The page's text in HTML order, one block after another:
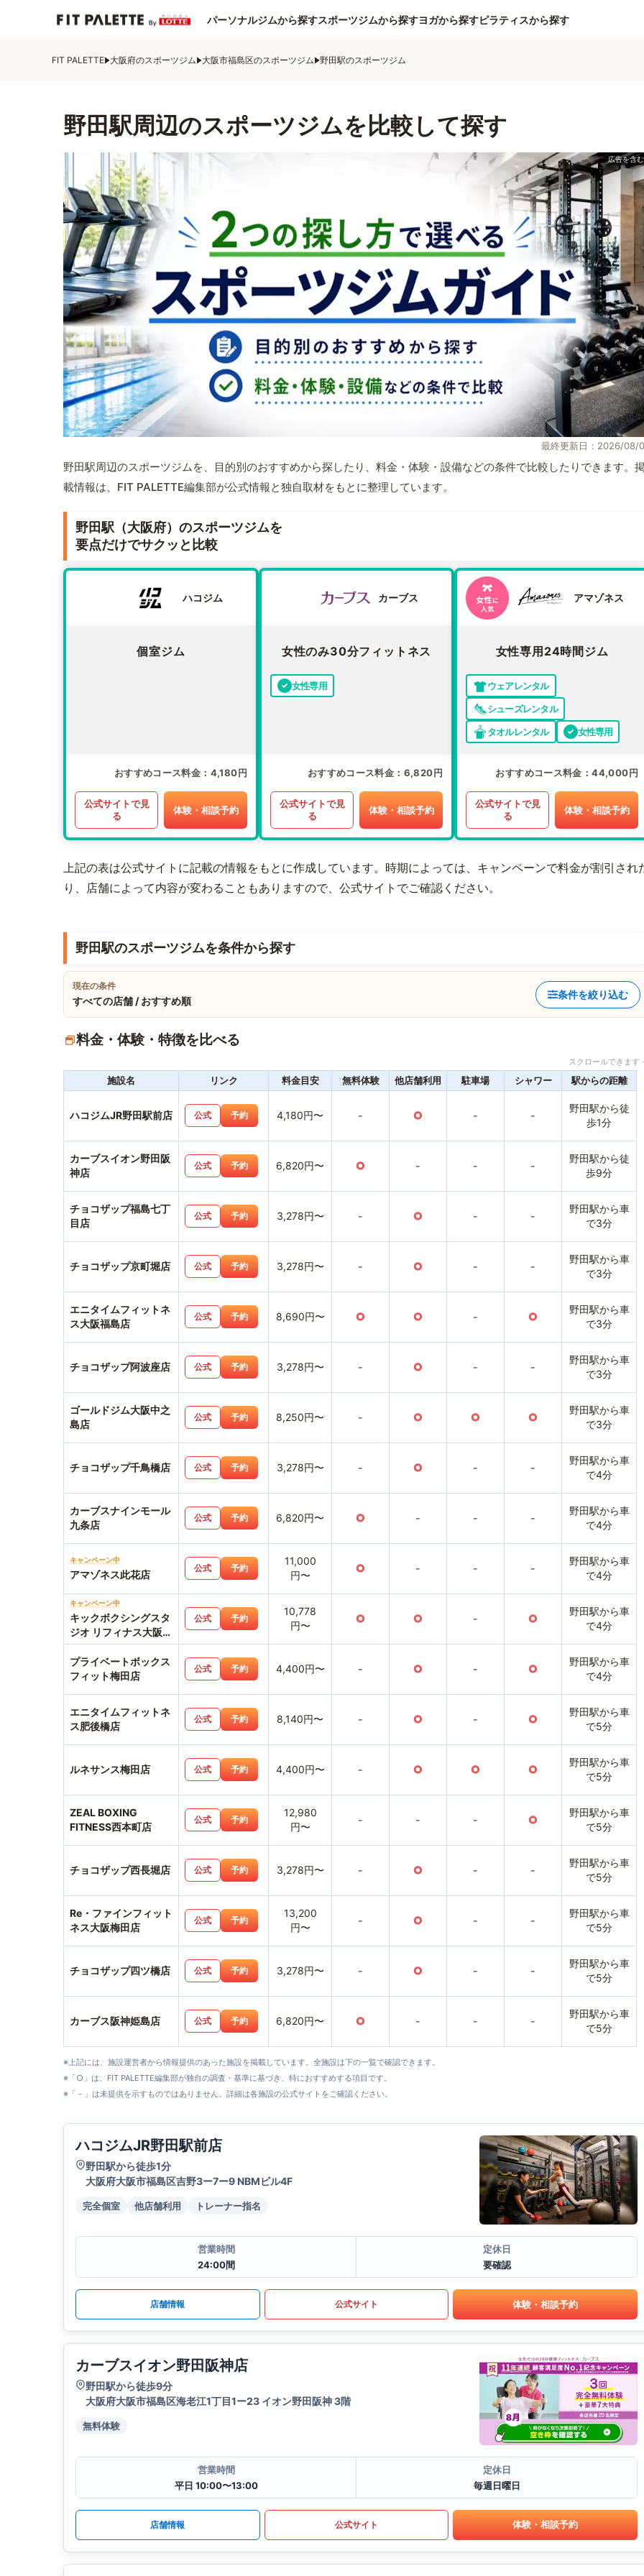
パーソナルジムから探すスポーツジムから探すヨガから探すピラティスから探す
FIT PALETTE 大阪府のスポーツジム 大阪市福島区のスポーツジム 野田駅のスポーツジム
野田駅周辺のスポーツジムを比較して探す
最終更新日：2026/08/
野田駅周辺のスポーツジムを、目的別のおすすめから探したり、料金・体験・設備などの条件で比較したりできます。
載情報は、FIT PALETTE編集部が公式情報と独自取材をもとに整理しています。
野田駅（大阪府）のスポーツジムを
要点だけでサクッと比較
ハコジム
個室ジム
おすすめコース料金 4,180円
公式サイトで見
る
体験・相談予約
カーブス
女性のみ30分フィットネス
女性専用
おすすめコース料金 6,820円
公式サイトで見
る
体験・相談予約
アマゾネス
女性専用24時間ジム
ウェアレンタル
シューズレンタル
タオルレンタル
女性専用
おすすめコース料金 44,000円
公式サイトで見
る
体験・相談予約
上記の表は公式サイトに記載の情報をもとに作成しています。時期によっては、キャンペーンで料金が割引され
り、店舗によって内容が変わることもありますので、公式サイトでご確認ください。
野田駅のスポーツジムを条件から探す
現在の条件
すべての店舗 / おすすめ順
条件を絞り込む
料金・体験・特徴を比べる
スクロールできま
施設名 リンク 料金目安 無料体験 他店舗利用 駐車場 シャワー 駅からの距離
ハコジムJR野田駅前店 公式 予約 4,180円〜 - ○ - -
野田駅から徒
歩1分
カーブスイオン野田阪
神店
公式 予約 6,820円〜 ○ - - -
野田駅から徒
歩9分
チョコザップ福島七丁
目店
公式 予約 3,278円〜 - ○ - -
野田駅から車
で3分
チョコザップ京町堀店 公式 予約 3,278円〜 - ○ - -
野田駅から車
で3分
エニタイムフィットネ
ス大阪福島店
公式 予約 8,690円〜 ○ ○ - ○
野田駅から車
で3分
チョコザップ阿波座店 公式 予約 3,278円〜 - ○ - -
野田駅から車
で3分
ゴールドジム大阪中之
島店
公式 予約 8,250円〜 - ○ ○ ○
野田駅から車
で3分
チョコザップ千鳥橋店 公式 予約 3,278円〜 - ○ - -
野田駅から車
で4分
カーブスナインモール
九条店
公式 予約 6,820円〜 ○ - - -
野田駅から車
で4分
キャンペーン中
アマゾネス此花店
公式 予約
11,000
円〜
○ - - -
野田駅から車
で4分
キャンペーン中
キックボクシングスタ
ジオ リフィナス大阪梅
田店
公式 予約
10,778
円〜
○ ○ - ○
野田駅から車
で4分
プライベートボックス
フィット梅田店
公式 予約 4,400円〜 - ○ - ○
野田駅から車
で4分
エニタイムフィットネ
ス肥後橋店
公式 予約 8,140円〜 - ○ - ○
野田駅から車
で5分
ルネサンス梅田店 公式 予約 4,400円〜 - ○ ○ ○
野田駅から車
で5分
ZEAL BOXING
FITNESS西本町店
公式 予約
12,980
円〜
- - - ○
野田駅から車
で5分
チョコザップ西長堀店 公式 予約 3,278円〜 - ○ - -
野田駅から車
で5分
Re・ファインフィット
ネス大阪梅田店
公式 予約
13,200
円〜
- ○ - -
野田駅から車
で5分
チョコザップ四ツ橋店 公式 予約 3,278円〜 - ○ - -
野田駅から車
で5分
カーブス阪神姫島店 公式 予約 6,820円〜 ○ - - -
野田駅から車
で5分
※上記には、施設運営者から情報提供のあった施設を掲載しています。全施設は下の一覧で確認できます。
※「○」は、FIT PALETTE編集部が独自の調査・基準に基づき、特におすすめする項目です。
※「－」は未提供を示すものではありません。詳細は各施設の公式サイトをご確認ください。
ハコジムJR野田駅前店
野田駅から徒歩1分
大阪府大阪市福島区吉野3ー7ー9 NBMビル4F
完全個室 他店舗利用 トレーナー指名
営業時間
24:00間
定休日
要確認
店舗情報 公式サイト 体験・相談予約
カーブスイオン野田阪神店
野田駅から徒歩9分
大阪府大阪市福島区海老江1丁目1ー23 イオン野田阪神 3階
無料体験
営業時間
平日 10:00〜13:00
定休日
毎週日曜日
店舗情報 公式サイト 体験・相談予約